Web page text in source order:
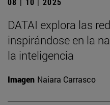
DATAI explora las
inspirándose en la
la inteligencia
Imagen Naiara Carrasco